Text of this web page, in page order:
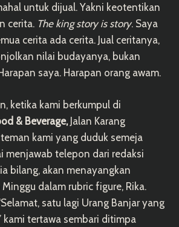
untuk dijual. Yakni keotentikan
cerita. The king story is story. Saya
cerita ada cerita. Jual ceritanya,
nilai budayanya, bukan
saya. Harapan orang awam.
ketika kami berkumpul di
& Beverage, Jalan Karang
kami yang duduk semeja
menjawab telepon dari redaksi
bilang, akan menayangkan
dalam rubric figure, Rika.
satu lagi Urang Banjar yang
kami tertawa sembari ditimpa